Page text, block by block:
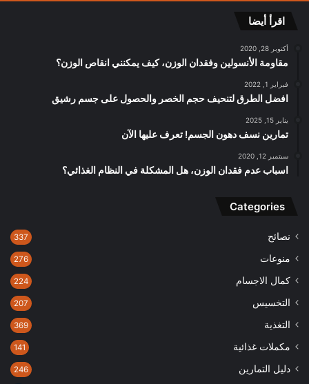
اقرأ أيضا
أكتوبر 28, 2020
مقاومة الأنسولين وفقدان الوزن، كيف يمكنني انقاص الوزن؟
فبراير 1, 2022
افضل الطرق لتنحيف حجم الخصر والحصول على جسم رشيق
يناير 15, 2025
تمارين نسف دهون الجسم! تعرف عليها الآن
سبتمبر 12, 2020
اسباب عدم فقدان الوزن، هل المشكلة في النظام الغذائي؟
Categories
نصائح 337
منوعات 276
كمال الاجسام 224
التخسيس 207
التغذية 369
مكملات غذائية 141
دليل التمارين 246